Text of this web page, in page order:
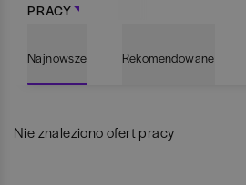
PRACY
Najnowsze Rekomendowane
Nie znaleziono ofert pracy